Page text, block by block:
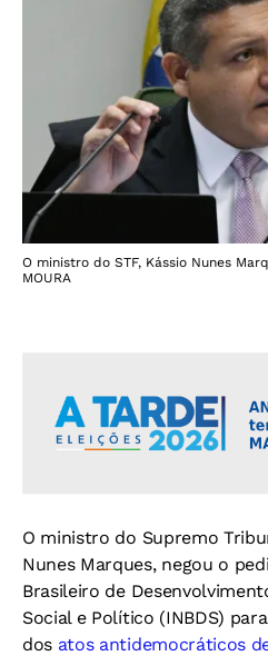
O ministro do STF, Kássio Nunes
MOURA
O ministro do Supremo
Nunes Marques, negou o
Brasileiro de
Social e Político (INBDS)
dos atos antidemocráticos